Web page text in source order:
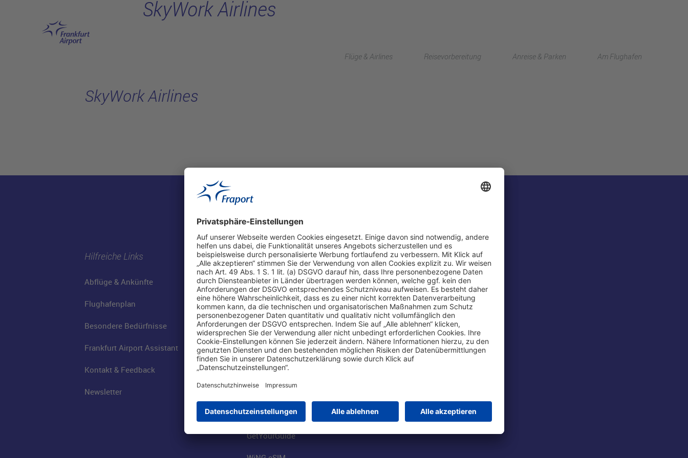
Flüge & Airlines Reisevorbereitung Anreise & Parken Am Flughafen
SkyWork Airlines
SkyWork Airlines
Hilfreiche Links
Abflüge & Ankünfte
Flughafenplan
Besondere Bedürfnisse
Frankfurt Airport Assistant
Kontakt & Feedback
Newsletter
Online einkaufen & buchen
Parkplätze
Online-Shop
Besucherservices
FRA SmartWay
Hotels am Standort
Mietwagen weltweit
Flüge buchen
GetYourGuide
Über uns
Fraport AG
Business am Airport
FRA Eventlocations
Jobs am Airport
Konzernstrategie